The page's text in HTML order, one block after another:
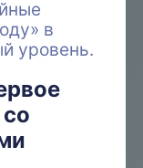
в
уровень.